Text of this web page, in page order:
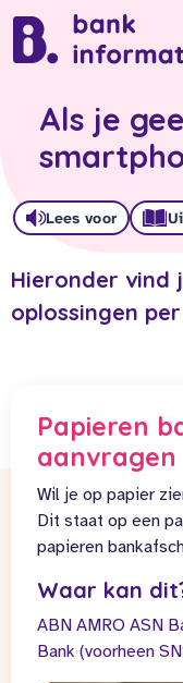
Als je
Lees voor
Hieronder vind
oplossingen
Papieren
aanvragen
Wil je op papier
Dit staat op een
papieren
Waar kan
ABN AMRO ASN
Bank (voorheen